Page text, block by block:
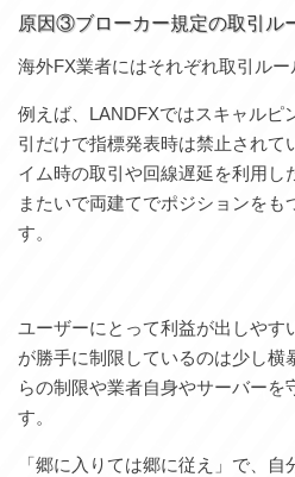
原因③ブローカー規定の取引ル
海外FX業者にはそれぞれ取引ルー
例えば、LANDFXではスキャルピ
引だけで指標発表時は禁止されて
イム時の取引や回線遅延を利用し
またいで両建てでポジションをも
す。
ユーザーにとって利益が出しやす
が勝手に制限しているのは少し横
らの制限や業者自身やサーバーを
す。
「郷に入りては郷に従え」で、